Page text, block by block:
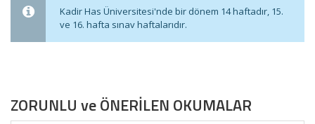
Kadir Has Üniversitesi'nde bir dönem 14 haftadır, 15.
ve 16. hafta sınav haftalarıdır.
ZORUNLU ve ÖNERİLEN OKUMALAR